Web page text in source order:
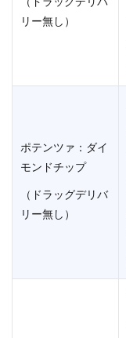
（ドラッグデリバ
リー無し）
ポテンツァ：ダイ
モンドチップ
（ドラッグデリバ
リー無し）